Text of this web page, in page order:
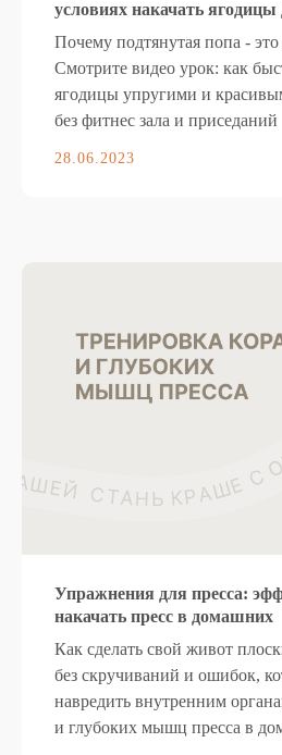
условиях накачать ягодицы
Почему подтянутая попа - это
Смотрите видео урок: как
ягодицы упругими и
без фитнес зала и приседаний
28.06.2023
Упражнения для пресса:
накачать пресс в домашних
Как сделать свой живот
без скручиваний и ошибок,
навредить внутренним
и глубоких мышц пресса в